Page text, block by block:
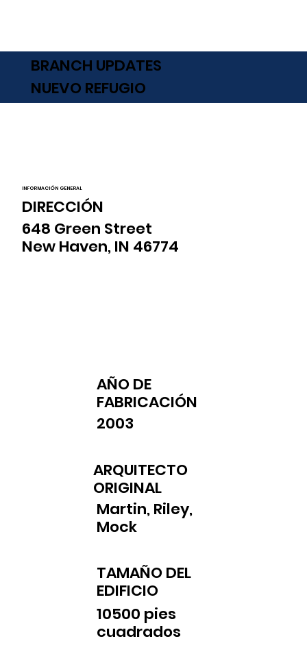
BRANCH UPDATES
NUEVO REFUGIO
INFORMACIÓN GENERAL
DIRECCIÓN
648 Green Street
New Haven, IN 46774
AÑO DE
FABRICACIÓN
2003
ARQUITECTO
ORIGINAL
Martin, Riley,
Mock
TAMAÑO DEL
EDIFICIO
10500 pies
cuadrados